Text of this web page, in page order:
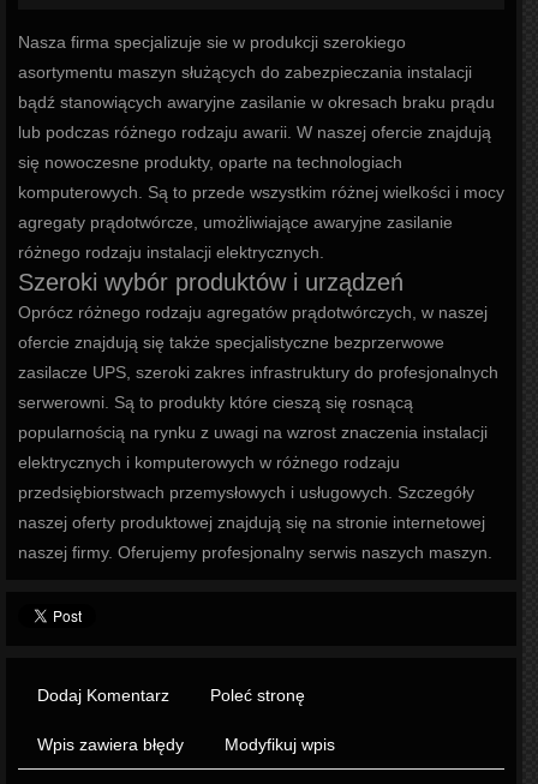
Nasza firma specjalizuje sie w produkcji szerokiego
asortymentu maszyn służących do zabezpieczania instalacji
bądź stanowiących awaryjne zasilanie w okresach braku prądu
lub podczas różnego rodzaju awarii. W naszej ofercie znajdują
się nowoczesne produkty, oparte na technologiach
komputerowych. Są to przede wszystkim różnej wielkości i mocy
agregaty prądotwórcze, umożliwiające awaryjne zasilanie
różnego rodzaju instalacji elektrycznych.
Szeroki wybór produktów i urządzeń
Oprócz różnego rodzaju agregatów prądotwórczych, w naszej
ofercie znajdują się także specjalistyczne bezprzerwowe
zasilacze UPS, szeroki zakres infrastruktury do profesjonalnych
serwerowni. Są to produkty które cieszą się rosnącą
popularnością na rynku z uwagi na wzrost znaczenia instalacji
elektrycznych i komputerowych w różnego rodzaju
przedsiębiorstwach przemysłowych i usługowych. Szczegóły
naszej oferty produktowej znajdują się na stronie internetowej
naszej firmy. Oferujemy profesjonalny serwis naszych maszyn.
Dodaj Komentarz Poleć stronę
Wpis zawiera błędy Modyfikuj wpis